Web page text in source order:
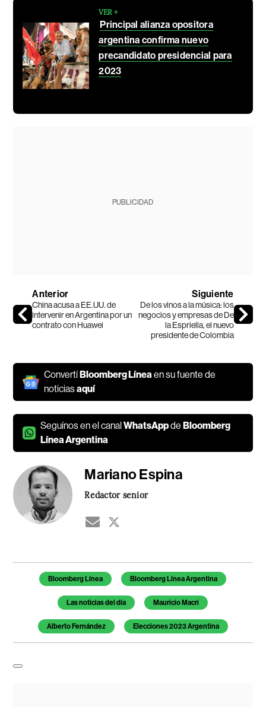
VER +
Principal alianza opositora
argentina confirma nuevo
precandidato presidencial para
2023
PUBLICIDAD
Anterior
China acusa a EE.UU. de
intervenir en Argentina por un
contrato con Huawei
Siguiente
De los vinos a la música: los
negocios y empresas de De
la Espriella, el nuevo
presidente de Colombia
Convertí Bloomberg Líneaen su fuente de
noticiasaquí
Seguínos en el canalWhatsAppde Bloomberg
Línea Argentina
Mariano Espina
Redactor senior
Temas de este artículo
Bloomberg Línea Bloomberg Línea Argentina
Las noticias del día Mauricio Macri
Alberto Fernández Elecciones 2023 Argentina